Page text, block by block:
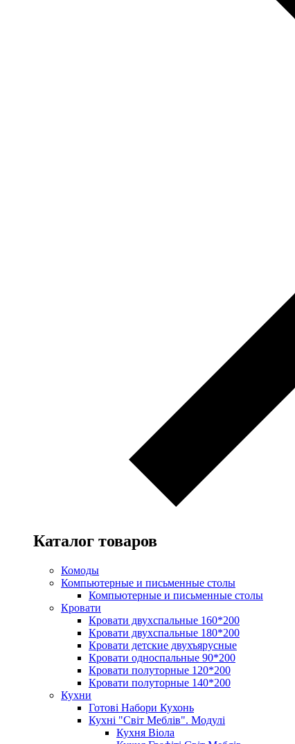
Каталог товаров
Комоды
Компьютерные и письменные столы
Компьютерные и письменные столы
Кровати
Кровати двухспальные 160*200
Кровати двухспальные 180*200
Кровати детские двухъярусные
Кровати односпальные 90*200
Кровати полуторные 120*200
Кровати полуторные 140*200
Кухни
Готові Набори Кухонь
Кухні "Світ Меблів". Модулі
Кухня Віола